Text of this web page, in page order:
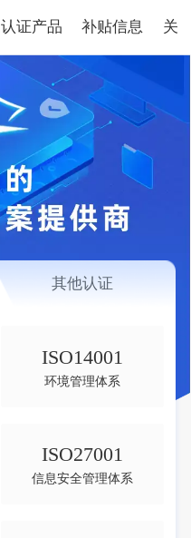
认证产品 补贴信息 关
其他认证
ISO14001
环境管理体系
ISO27001
信息安全管理体系